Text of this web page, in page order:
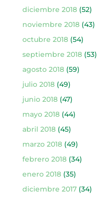
diciembre 2018(52)
noviembre 2018(43)
octubre 2018(54)
septiembre 2018(53)
agosto 2018(59)
julio 2018(49)
junio 2018(47)
mayo 2018(44)
abril 2018(45)
marzo 2018(49)
febrero 2018(34)
enero 2018(35)
diciembre 2017(34)